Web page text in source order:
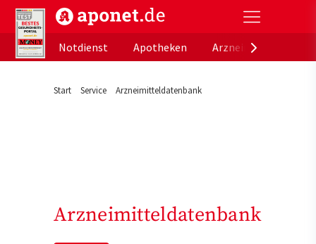
aponet.de - Das offizielle Gesundheitsportal der
Notdienst
Apotheken
Start Service Arzneimitteldatenbank
Arzneimitteldatenbank